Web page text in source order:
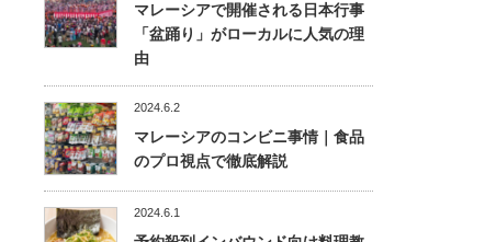
マレーシアで開催される日本行事
「盆踊り」がローカルに人気の理
由
2024.6.2
マレーシアのコンビニ事情｜食品
のプロ視点で徹底解説
2024.6.1